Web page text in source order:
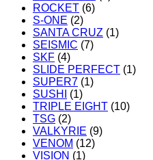
ROCKET (6)
S-ONE (2)
SANTA CRUZ (1)
SEISMIC (7)
SKF (4)
SLIDE PERFECT (1)
SUPER7 (1)
SUSHI
(1)
TRIPLE EIGHT (10)
TSG (2)
VALKYRIE (9)
VENOM (12)
VISION (1)